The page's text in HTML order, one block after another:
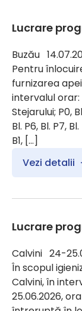
Lucrare
Buzău
Pentru
furnizarea
intervalul orar:
Stejarului; P0,
Bl. P6, Bl. P7, Bl.
B1, […]
Vezi detalii
Lucrare
Calvini 24-
În scopul
Calvini, în
25.06.2026,